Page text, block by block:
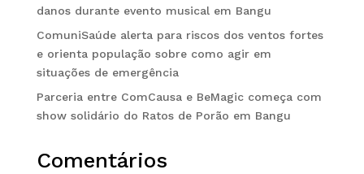
danos durante evento musical em Bangu
ComuniSaúde alerta para riscos dos ventos fortes
e orienta população sobre como agir em
situações de emergência
Parceria entre ComCausa e BeMagic começa com
show solidário do Ratos de Porão em Bangu
Comentários